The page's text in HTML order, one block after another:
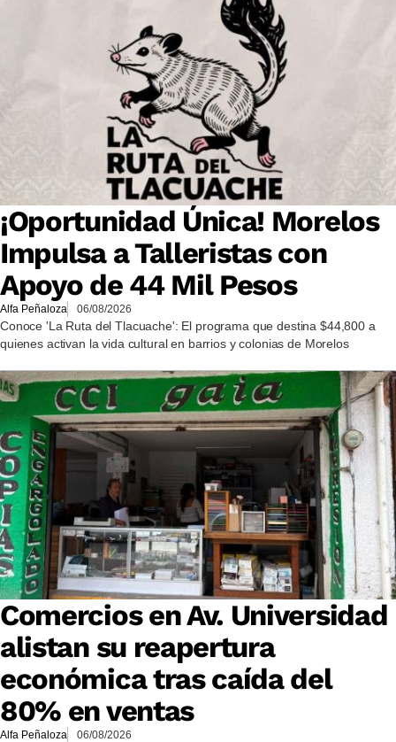
¡Oportunidad Única! Morelos
Impulsa a Talleristas con
Apoyo de 44 Mil Pesos
Alfa Peñaloza 06/08/2026
Conoce 'La Ruta del Tlacuache': El programa que destina $44,800 a
quienes activan la vida cultural en barrios y colonias de Morelos
Comercios en Av. Universidad
alistan su reapertura
económica tras caída del
80% en ventas
Alfa Peñaloza 06/08/2026